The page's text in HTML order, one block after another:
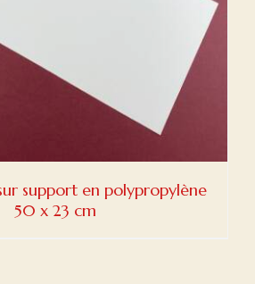
support en polypropylène
50 x 23 cm